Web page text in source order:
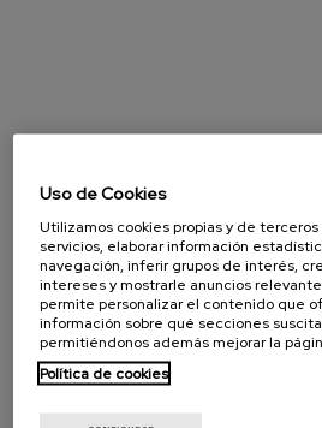
Uso de Cookies
Utilizamos cookies propias y de
servicios, elaborar información
navegación, inferir grupos de interés,
intereses y mostrarle anuncios
permite personalizar el contenido que
información sobre qué secciones
permitiéndonos además mejorar la
Política de cookies